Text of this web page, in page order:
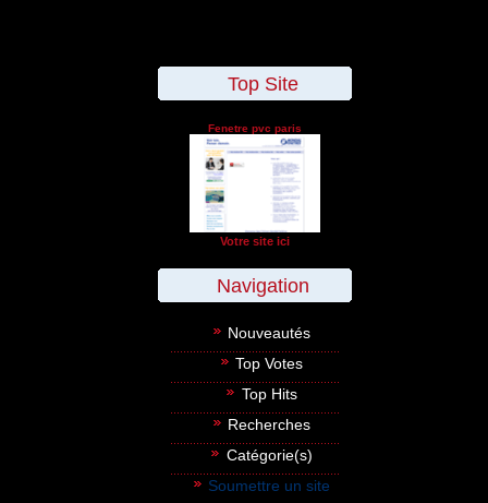
Top Site
Fenetre pvc paris
Votre site ici
Navigation
Nouveautés
Top Votes
Top Hits
Recherches
Catégorie(s)
Soumettre un site